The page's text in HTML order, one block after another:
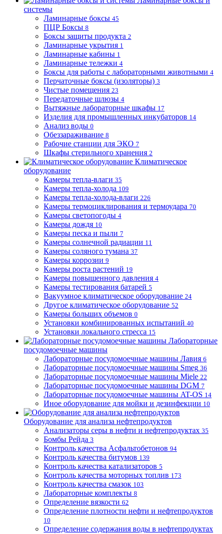
системы
Ламинарные боксы 45
ПЦР Боксы 8
Боксы защиты продукта 2
Ламинарные укрытия 1
Ламинарные кабины 1
Ламинарные тележки 4
Боксы для работы с лабораторными животными 4
Перчаточные боксы (изоляторы) 3
Чистые помещения 23
Передаточные шлюзы 4
Вытяжные лабораторные шкафы 17
Изделия для промышленных инкубаторов 14
Анализ воды 0
Обеззараживание 8
Рабочие станции для ЭКО 7
Шкафы стерильного хранения 2
Климатическое
оборудование
Камеры тепла-влаги 35
Камеры тепла-холода 109
Камеры тепла-холода-влаги 226
Камеры термоциклирования и термоудара 70
Камеры светопогоды 4
Камеры дождя 10
Камеры песка и пыли 7
Камеры солнечной радиации 11
Камеры соляного тумана 37
Камеры коррозии 9
Камеры роста растений 19
Камеры повышенного давления 4
Камеры тестирования батарей 5
Вакуумное климатическое оборудование 24
Другое климатическое оборудование 52
Камеры больших объемов 0
Установки комбинированных испытаний 40
Установки локального стресса 15
Лабораторные
посудомоечные машины
Лабораторные посудомоечные машины Лавия 6
Лабораторные посудомоечные машины Smeg 36
Лабораторные посудомоечные машины Miele 22
Лабораторные посудомоечные машины DGM 7
Лабораторные посудомоечные машины AT-OS 14
Иное оборудование для мойки и дезинфекции 10
Оборудование для анализа нефтепродуктов
Анализаторы серы в нефти и нефтепродуктах 35
Бомбы Рейда 3
Контроль качества Асфальтобетонов 94
Контроль качества битумов 139
Контроль качества катализаторов 5
Контроль качества моторных топлив 173
Контроль качества смазок 103
Лабораторные комплекты 8
Определение вязкости 62
Определение плотности нефти и нефтепродуктов
10
Определение содержания воды в нефтепродуктах